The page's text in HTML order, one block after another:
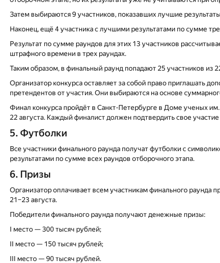
Затем выбираются 9 участников, показавших лучшие
Наконец, ещё 4 участника с лучшими результатами по сумме
Результат по сумме раундов для этих 13 участников
штрафного времени в трех раундах.
Таким образом, в финальный раунд попадают 25 участников из
Организатор конкурса оставляет за собой право приглашать
претендентов от участия. Они выбираются на основе
Финал конкурса пройдёт в Санкт-Петербурге в Доме ученых
22 августа. Каждый финалист должен подтвердить свое
5. Футболки
Все участники финального раунда получат футболки с
результатами по сумме всех раундов отборочного этапа.
6. Призы
Организатор оплачивает всем участникам финального раунда
21–23 августа.
Победители финального раунда получают денежные призы:
I место — 300 тысяч рублей;
II место — 150 тысяч рублей;
III место — 90 тысяч рублей.